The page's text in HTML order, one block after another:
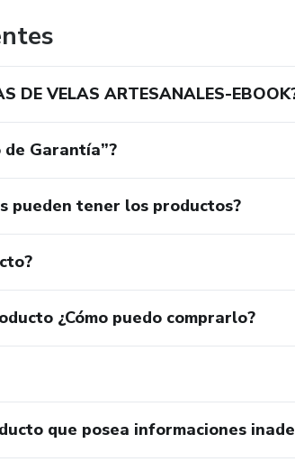
DE VELAS ARTESANALES-
de Garantía”?
pueden tener los productos?
¿Cómo puedo comprarlo?
que posea informaciones